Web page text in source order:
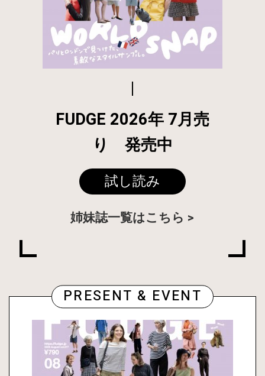
FUDGE 2026年 7月売
り 発売中
試し読み
姉妹誌一覧はこちら
PRESENT & EVENT